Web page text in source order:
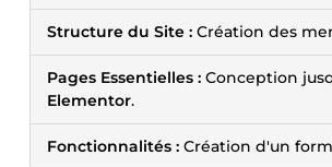
Structure du Site : Création des
Pages Essentielles : Conception
Elementor.
Fonctionnalités : Création d'un